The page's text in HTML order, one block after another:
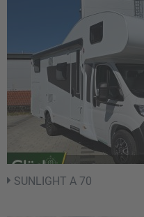
SUNLIGHT A 70